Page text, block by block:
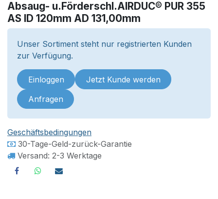
Absaug- u.Förderschl.AIRDUC® PUR 355
AS ID 120mm AD 131,00mm
Unser Sortiment steht nur registrierten Kunden
zur Verfügung.
Einloggen Jetzt Kunde werden
Anfragen
Geschäftsbedingungen
30-Tage-Geld-zurück-Garantie
Versand: 2-3 Werktage